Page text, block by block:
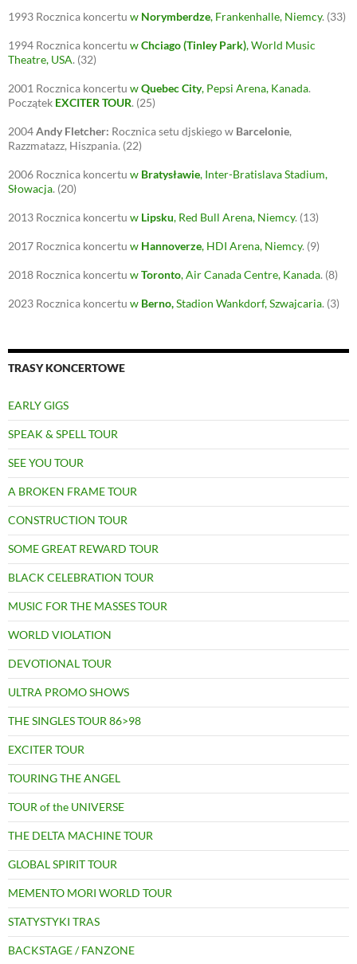
n
d
w
)
i
n
o
w
)
d
o
)
d
o
)
1993 Rocznica koncertu w Norymberdze, Frankenhalle, Niemcy. (33)
1994 Rocznica koncertu wChciago (Tinley Park), World Music
Theatre, USA. (32)
2001 Rocznica koncertu wQuebec City, Pepsi Arena, Kanada.
Początek EXCITER TOUR. (25)
2004Andy Fletcher: Rocznica setu djskiego w Barcelonie,
Razzmatazz, Hiszpania. (22)
2006 Rocznica koncertu w Bratysławie, Inter-Bratislava Stadium,
Słowacja. (20)
2013 Rocznica koncertu w Lipsku, Red Bull Arena, Niemcy. (13)
2017 Rocznica koncertu w Hannoverze, HDI Arena, Niemcy. (9)
2018 Rocznica koncertu wToronto, Air Canada Centre, Kanada. (8)
2023 Rocznica koncertu w Berno,Stadion Wankdorf, Szwajcaria. (3)
TRASY KONCERTOWE
EARLY GIGS
SPEAK & SPELL TOUR
SEE YOU TOUR
A BROKEN FRAME TOUR
CONSTRUCTION TOUR
SOME GREAT REWARD TOUR
BLACK CELEBRATION TOUR
MUSIC FOR THE MASSES TOUR
WORLD VIOLATION
DEVOTIONAL TOUR
ULTRA PROMO SHOWS
THE SINGLES TOUR 86>98
EXCITER TOUR
TOURING THE ANGEL
TOUR of the UNIVERSE
THE DELTA MACHINE TOUR
GLOBAL SPIRIT TOUR
MEMENTO MORI WORLD TOUR
STATYSTYKI TRAS
BACKSTAGE / FANZONE